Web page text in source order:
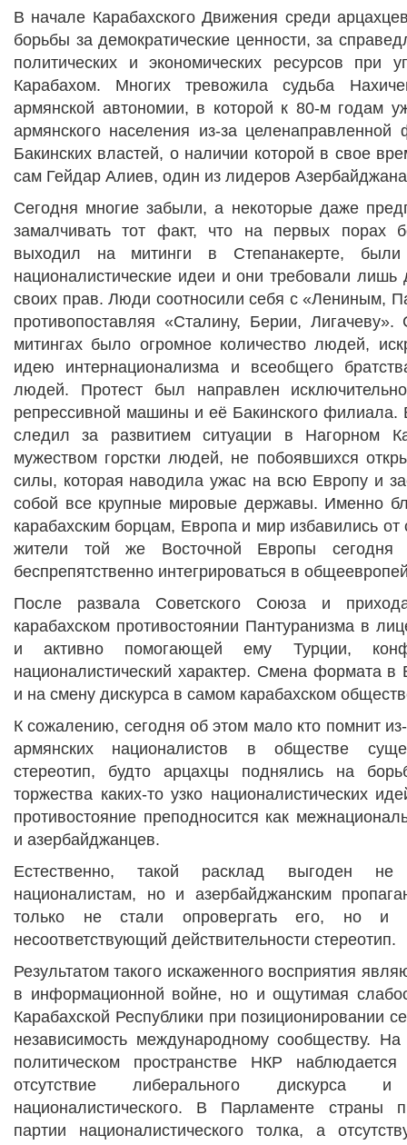
В начале Карабахского Движения среди
борьбы за демократические ценности, за
политических и экономических ресурсов при
Карабахом. Многих тревожила судьба
армянской автономии, в которой к 80-м годам
армянского населения из-за целенаправленной
Бакинских властей, о наличии которой в свое
сам Гейдар Алиев, один из лидеров
Сегодня многие забыли, а некоторые даже
замалчивать тот факт, что на первых порах
выходил на митинги в Степанакерте, были
националистические идеи и они требовали
своих прав. Люди соотносили себя с «Лениным,
противопоставляя «Сталину, Берии, Лигачеву».
митингах было огромное количество людей,
идею интернационализма и всеобщего
людей. Протест был направлен
репрессивной машины и её Бакинского филиала.
следил за развитием ситуации в Нагорном
мужеством горстки людей, не побоявшихся
силы, которая наводила ужас на всю Европу и
собой все крупные мировые державы. Именно
карабахским борцам, Европа и мир избавились от
жители той же Восточной Европы сегодня
беспрепятственно интегрироваться в
После развала Советского Союза и
карабахском противостоянии Пантуранизма в
и активно помогающей ему Турции,
националистический характер. Смена формата
и на смену дискурса в самом карабахском
К сожалению, сегодня об этом мало кто помнит
армянских националистов в обществе
стереотип, будто арцахцы поднялись на
торжества каких-то узко националистических
противостояние преподносится как
и азербайджанцев.
Естественно, такой расклад выгоден не
националистам, но и азербайджанским
только не стали опровергать его, но и
несоответствующий действительности стереотип.
Результатом такого искаженного восприятия
в информационной войне, но и ощутимая
Карабахской Республики при позиционировании
независимость международному сообществу.
политическом пространстве НКР наблюдается
отсутствие либерального дискурса
националистического. В Парламенте страны
партии националистического толка, а